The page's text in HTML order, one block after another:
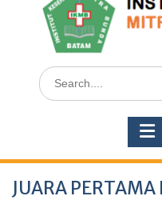
Search
for:
JUARA